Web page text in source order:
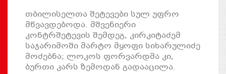
თბილისელთა შეტევები სულ უფრო
მწვავდებოდა. მშვენიერი
კონტრშეტევის შემდეგ, კირკიტაძემ
საჯარიმოში მარტო მყოფი სიხარულიძე
მოძებნა; ლოკოს ფორვარდმა კი,
ბურთი კარს ზემოდან გადააცილა.